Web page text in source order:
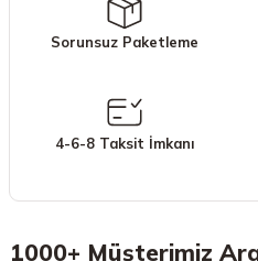
Sorunsuz Paketleme
4-6-8 Taksit İmkanı
1000+ Müşterimiz